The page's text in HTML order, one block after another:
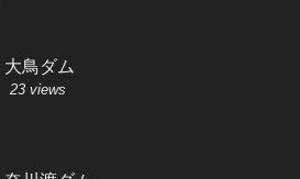
大鳥ダム
23 views